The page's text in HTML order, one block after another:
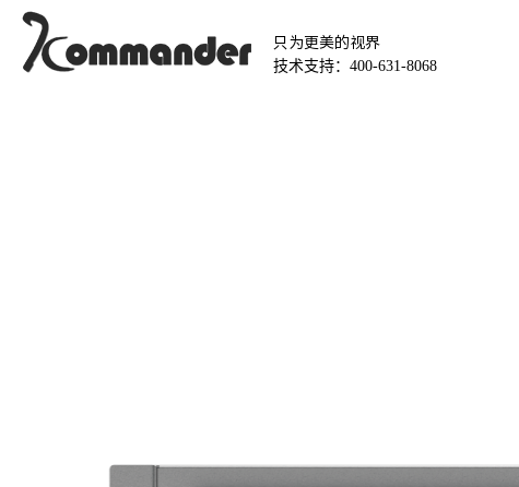
只为更美的视界
技术支持：400-631-8068